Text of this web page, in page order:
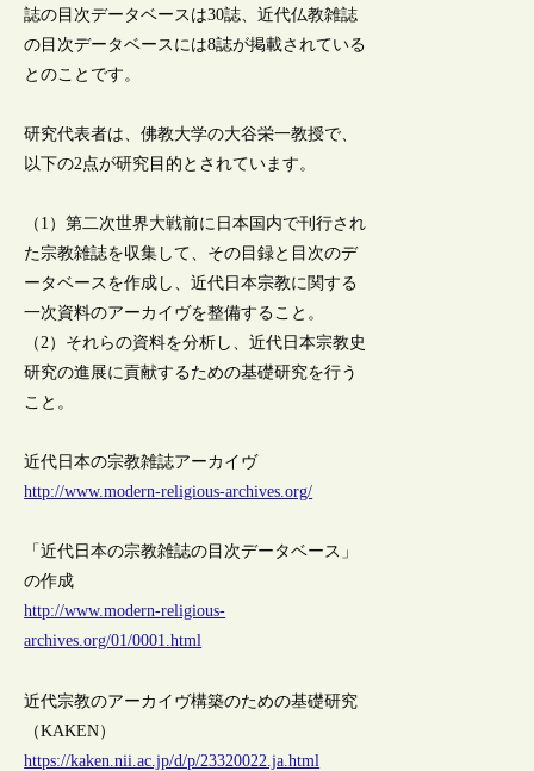
誌の目次データベースは30誌、近代仏教雑誌
の目次データベースには8誌が掲載されている
とのことです。
研究代表者は、佛教大学の大谷栄一教授で、
以下の2点が研究目的とされています。
（1）第二次世界大戦前に日本国内で刊行され
た宗教雑誌を収集して、その目録と目次のデ
ータベースを作成し、近代日本宗教に関する
一次資料のアーカイヴを整備すること。
（2）それらの資料を分析し、近代日本宗教史
研究の進展に貢献するための基礎研究を行う
こと。
近代日本の宗教雑誌アーカイヴ
http://www.modern-religious-archives.org/
「近代日本の宗教雑誌の目次データベース」
の作成
http://www.modern-religious-
archives.org/01/0001.html
近代宗教のアーカイヴ構築のための基礎研究
（KAKEN）
https://kaken.nii.ac.jp/d/p/23320022.ja.html